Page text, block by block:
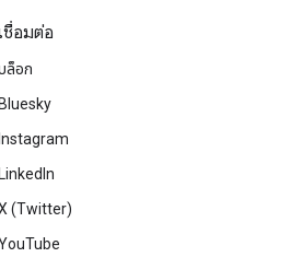
ชื่อมต่อ
ล็อก
Bluesky
Instagram
LinkedIn
(Twitter)